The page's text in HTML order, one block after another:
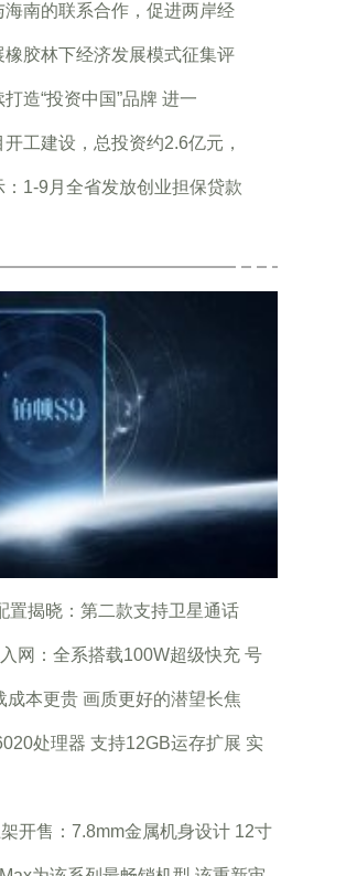
南的联系合作，促进两岸经
胶林下经济发展模式征集评
造“投资中国”品牌 进一
工建设，总投资约2.6亿元，
1-9月全省发放创业担保贷款
置揭晓：第二款支持卫星通话
网：全系搭载100W超级快充 号
本更贵 画质更好的潜望长焦
处理器 支持12GB运存扩展 实
开售：7.8mm金属机身设计 12寸